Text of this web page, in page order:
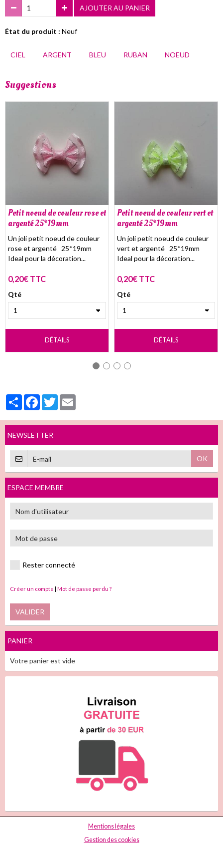
AJOUTER AU PANIER
État du produit : Neuf
CIEL ARGENT BLEU RUBAN NOEUD
Suggestions
Petit noeud de couleur rose et
argenté 25*19mm
Un joli petit noeud de couleur
rose et argenté 25*19mm
Ideal pour la décoration...
0,20€ TTC
Qté
DÉTAILS
Petit noeud de couleur vert et
argenté 25*19mm
Un joli petit noeud de couleur
vert et argenté 25*19mm
Ideal pour la décoration...
0,20€ TTC
Qté
DÉTAILS
PartagerFacebook
Twitter
NEWSLETTER
OK
ESPACE MEMBRE
Rester connecté
Créer un compte Mot de passe perdu ?
VALIDER
PANIER
Votre panier est vide
Mentions légales
Gestion des cookies